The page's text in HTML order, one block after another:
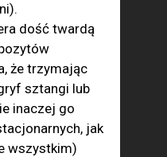
dość twardą
że trzymając
sztangi lub
inaczej go
jak
wszystkim)